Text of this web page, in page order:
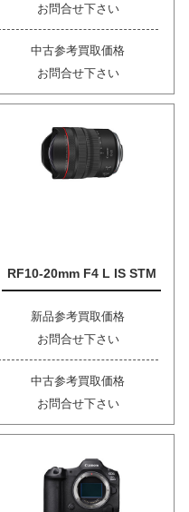
お問合せ下さい
中古参考買取価格
お問合せ下さい
RF10-20mm F4 L IS STM
新品参考買取価格
お問合せ下さい
中古参考買取価格
お問合せ下さい